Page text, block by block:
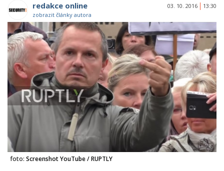
redakce online
zobrazit články autora
03. 10. 2016 13:30
foto: Screenshot YouTube / RUPTLY